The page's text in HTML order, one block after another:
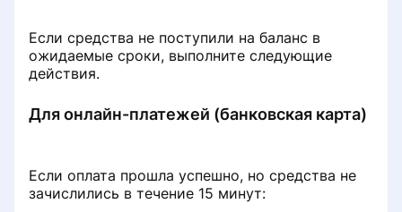
Если средства не поступили на баланс в
ожидаемые сроки, выполните следующие
действия.
Для онлайн-платежей (банковская карта)
Если оплата прошла успешно, но средства не
зачислились в течение 15 минут: